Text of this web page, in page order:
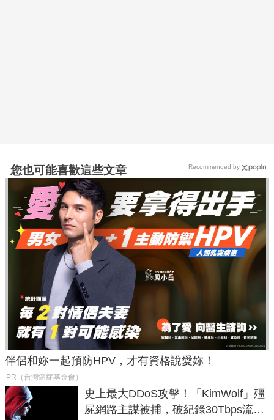
您也可能喜歡這些文章
伴侶和妳一起預防HPV，才有資格說愛妳！
PR（台灣癌症基金會）
史上最大DDoS攻擊！「KimWolf」殭
屍網路主謀被捕，破紀錄30Tbps流量
Recommended by